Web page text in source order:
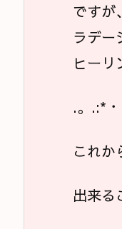
ですが
ラデー
ヒーリ
.。.:*
これか
出来る